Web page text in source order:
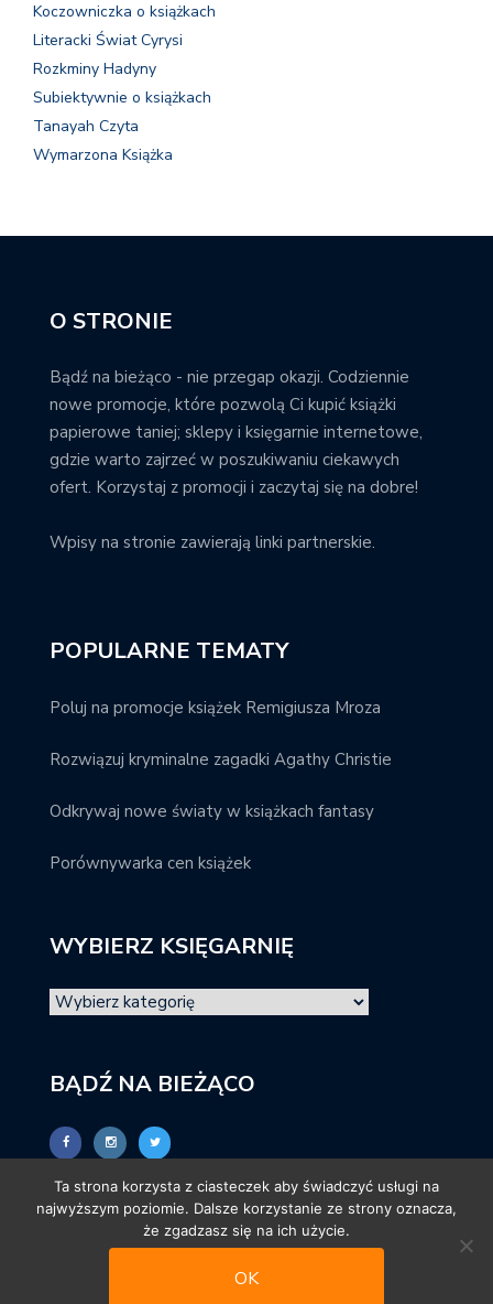
Koczowniczka o książkach
Literacki Świat Cyrysi
Rozkminy Hadyny
Subiektywnie o książkach
Tanayah Czyta
Wymarzona Książka
O STRONIE
Bądź na bieżąco - nie przegap okazji. Codziennie
nowe promocje, które pozwolą Ci kupić książki
papierowe taniej; sklepy i księgarnie internetowe,
gdzie warto zajrzeć w poszukiwaniu ciekawych
ofert. Korzystaj z promocji i zaczytaj się na dobre!
Wpisy na stronie zawierają linki partnerskie.
POPULARNE TEMATY
Poluj na promocje książek Remigiusza Mroza
Rozwiązuj kryminalne zagadki Agathy Christie
Odkrywaj nowe światy w książkach fantasy
Porównywarka cen książek
WYBIERZ KSIĘGARNIĘ
BĄDŹ NA BIEŻĄCO
Ta strona korzysta z ciasteczek aby świadczyć usługi na
najwyższym poziomie. Dalsze korzystanie ze strony oznacza,
że zgadzasz się na ich użycie.
OK